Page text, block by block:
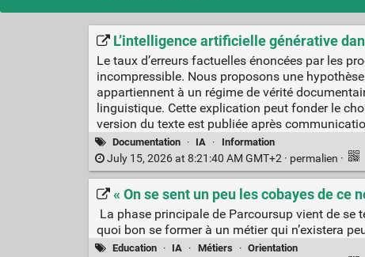
L’intelligence artificielle générative
Le taux d’erreurs factuelles énoncées par les
incompressible. Nous proposons une
appartiennent à un régime de vérité
linguistique. Cette explication peut fonder le
version du texte est publiée après
Documentation · IA · Information
July 15, 2026 at 8:21:40 AM GMT+2 · permalien ·
« On se sent un peu les cobayes de ce
La phase principale de Parcoursup vient de se
quoi bon se former à un métier qui n’existera
Education · IA · Métiers · Orientation